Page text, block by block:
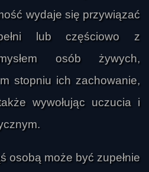
wydaje się przywiązać
lub częściowo z
osób żywych,
stopniu ich zachowanie,
wywołując uczucia i
osobą może być zupełnie